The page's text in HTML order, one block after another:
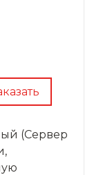
(Сервер